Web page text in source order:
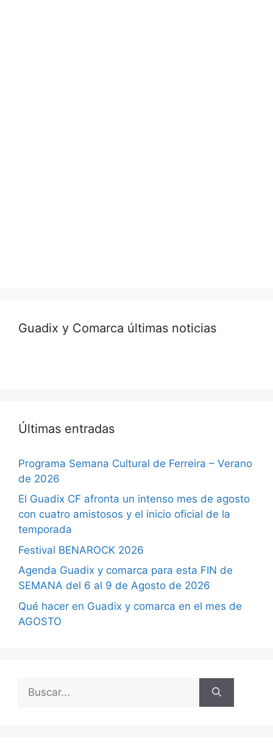
Guadix y Comarca últimas noticias
Últimas entradas
Programa Semana Cultural de Ferreira – Verano
de 2026
El Guadix CF afronta un intenso mes de agosto
con cuatro amistosos y el inicio oficial de la
temporada
Festival BENAROCK 2026
Agenda Guadix y comarca para esta FIN de
SEMANA del 6 al 9 de Agosto de 2026
Qué hacer en Guadix y comarca en el mes de
AGOSTO